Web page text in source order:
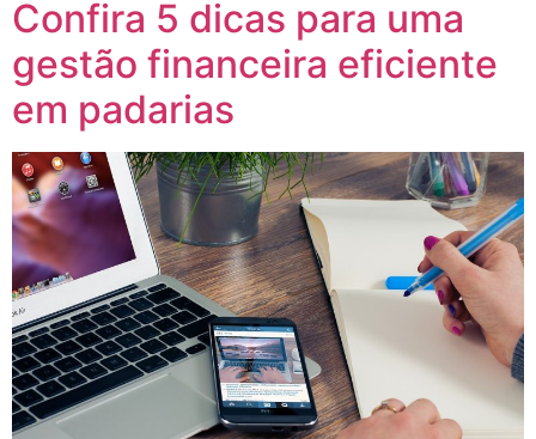
Confira 5 dicas para uma
gestão financeira eficiente
em padarias